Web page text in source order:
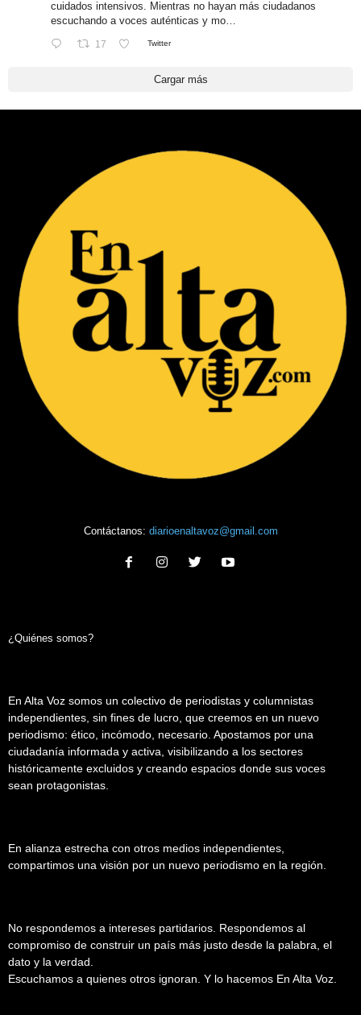
cuidados intensivos. Mientras no hayan más ciudadanos
escuchando a voces auténticas y mo…
17 Twitter
Cargar más
Contáctanos: diarioenaltavoz@gmail.com
¿Quiénes somos?
En Alta Voz somos un colectivo de periodistas y columnistas
independientes, sin fines de lucro, que creemos en un nuevo
periodismo: ético, incómodo, necesario. Apostamos por una
ciudadanía informada y activa, visibilizando a los sectores
históricamente excluidos y creando espacios donde sus voces
sean protagonistas.
En alianza estrecha con otros medios independientes,
compartimos una visión por un nuevo periodismo en la región.
No respondemos a intereses partidarios. Respondemos al
compromiso de construir un país más justo desde la palabra, el
dato y la verdad.
Escuchamos a quienes otros ignoran. Y lo hacemos En Alta Voz.